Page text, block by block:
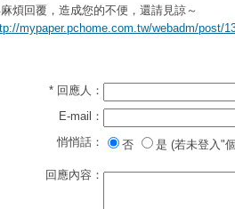
煩回覆，造成您的不便，還請見諒～
mypaper.pchome.com.tw/webadm/post/
* 回應人：
E-mail：
悄悄話：
否 是 (若未登入"
回應內容：